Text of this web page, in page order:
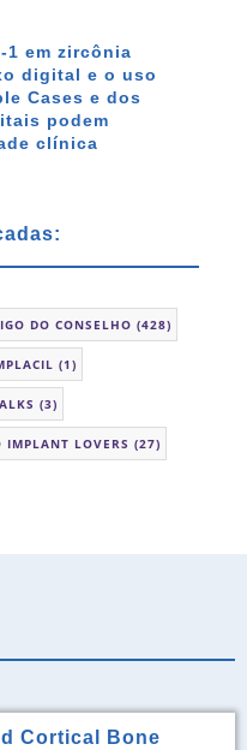
1 em zircônia
digital e o uso
Cases e dos
podem
clínica
DO CONSELHO (428)
(1)
(3)
IMPLANT LOVERS (27)
Cortical Bone